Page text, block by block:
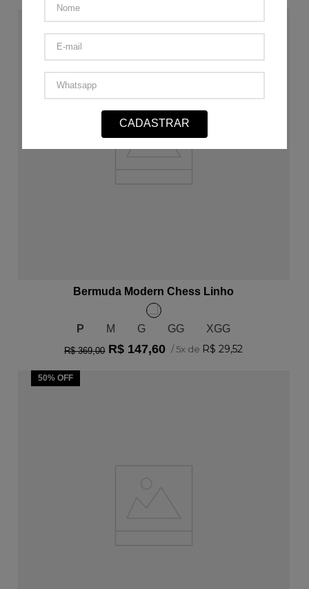
Bermuda Modern Chess Linho
P M G GG XGG
R$ 369,00 R$ 147,60 /5x de R$ 29,52
50% OFF
CADASTRAR